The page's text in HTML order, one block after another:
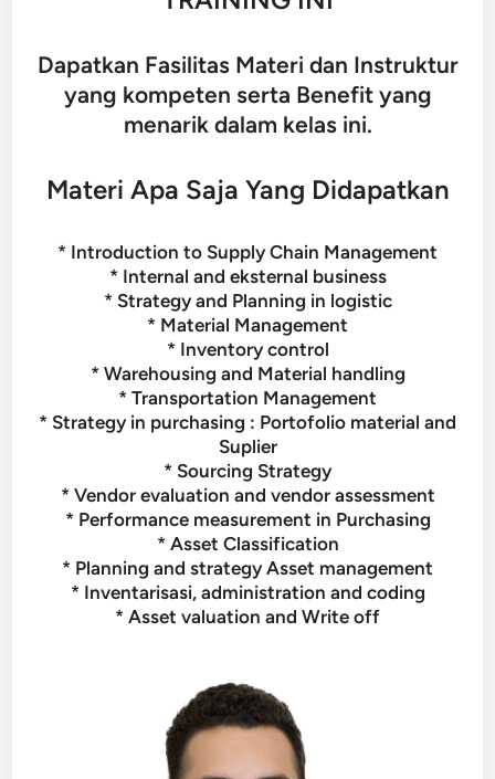
Dapatkan Fasilitas Materi dan Instruktur
yang kompeten serta Benefit yang
menarik dalam kelas ini.
Materi Apa Saja Yang Didapatkan
* Introduction to Supply Chain Management
* Internal and eksternal business
* Strategy and Planning in logistic
* Material Management
* Inventory control
* Warehousing and Material handling
* Transportation Management
* Strategy in purchasing : Portofolio material and
Suplier
* Sourcing Strategy
* Vendor evaluation and vendor assessment
* Performance measurement in Purchasing
* Asset Classification
* Planning and strategy Asset management
* Inventarisasi, administration and coding
* Asset valuation and Write off